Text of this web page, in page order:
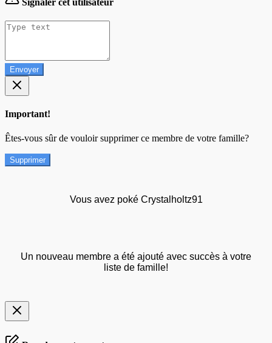
Envoyer
Important!
Êtes-vous sûr de vouloir supprimer ce membre de votre famille?
Supprimer
Vous avez poké Crystalholtz91
Un nouveau membre a été ajouté avec succès à votre
liste de famille!